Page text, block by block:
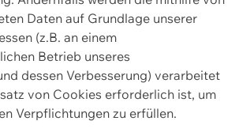
Daten auf Grundlage unserer
(z.B. an einem
Betrieb unseres
dessen Verbesserung) verarbeitet
von Cookies erforderlich ist, um
Verpflichtungen zu erfüllen.